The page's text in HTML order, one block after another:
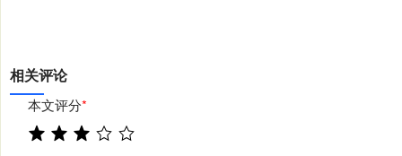
相关评论
本文评分*